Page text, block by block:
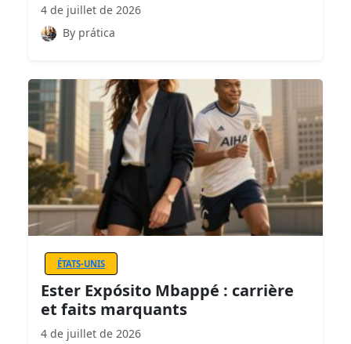
4 de juillet de 2026
By prática
ÉTATS-UNIS
Ester Expósito Mbappé : carrière
et faits marquants
4 de juillet de 2026